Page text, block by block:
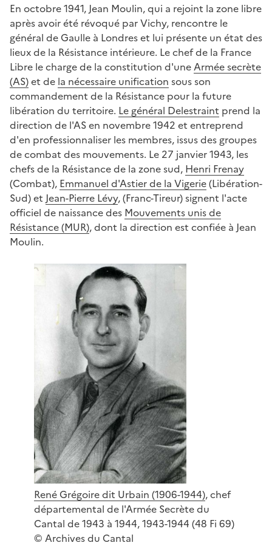
En octobre 1941, Jean Moulin, qui a rejoint la zone libre
après avoir été révoqué par Vichy, rencontre le
général de Gaulle à Londres et lui présente un état des
lieux de la Résistance intérieure. Le chef de la France
Libre le charge de la constitution d'uneArmée secrète
(AS)et de la nécessaire unification sous son
commandement de la Résistance pour la future
libération du territoire. Le général Delestraint prend la
direction de l'AS en novembre 1942 et entreprend
d'en professionnaliser les membres, issus des groupes
de combat des mouvements. Le 27 janvier 1943, les
chefs de la Résistance de la zone sud, Henri Frenay
(Combat), Emmanuel d'Astier de la Vigerie(Libération-
Sud) et Jean-Pierre Lévy, (Franc-Tireur) signent l'acte
officiel de naissance des Mouvements unis de
Résistance (MUR), dont la direction est confiée à Jean
Moulin.
René Grégoire dit Urbain (1906-1944), chef
départemental de l'Armée Secrète du
Cantal de 1943 à 1944, 1943-1944 (48 Fi 69)
© Archives du Cantal